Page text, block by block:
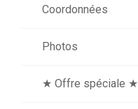
Coordonnées
Photos
★ Offre spéciale ★